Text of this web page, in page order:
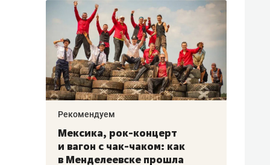
Рекомендуем
Мексика, рок-концерт
и вагон с чак-чаком: как
в Менделеевске прошла